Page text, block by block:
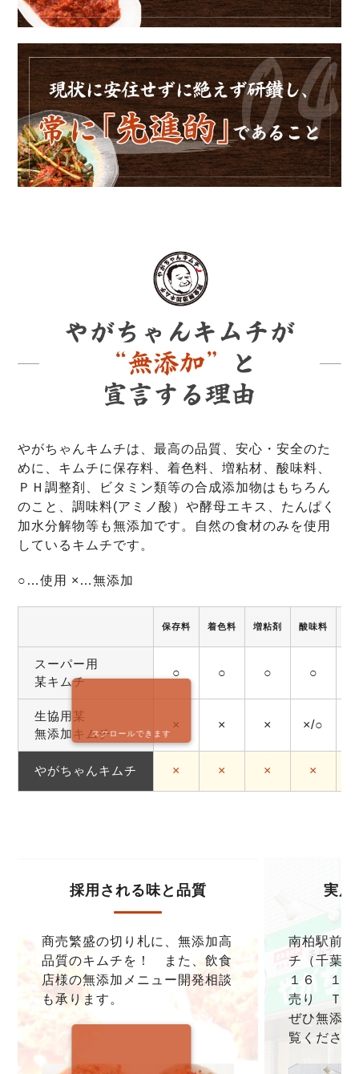
やがちゃんキムチは、最高の品質、安心・安全のた
めに、キムチに保存料、着色料、増粘材、酸味料、
ＰＨ調整剤、ビタミン類等の合成添加物はもちろん
のこと、調味料(アミノ酸）や酵母エキス、たんぱく
加水分解物等も無添加です。自然の食材のみを使用
しているキムチです。
○…使用 ×…無添加
保存料 着色料 増粘剤 酸味料
スーパー用
某キムチ
○ ○ ○ ○
生協用某
無添加キムチ
× × × ×/○
やがちゃんキムチ × × × ×
スクロールできます
採用される味と品質
商売繁盛の切り札に、無添加高
品質のキムチを！ また、飲食
店様の無添加メニュー開発相談
も承ります。
実店
南柏駅前
チ（千葉
１６ １F
売り ＴＥ
ぜひ無添
覧くださ